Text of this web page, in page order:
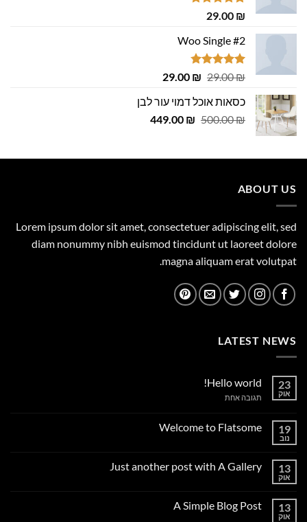
דורג5.00
29.00 ₪
Woo Single #2
דורג4.75
29.00₪
המחיר
היה:
29.00 ₪.
29.00 ₪
המחיר
הוא:
29.00 ₪.
כסאות אוכל דמוי עור לבן
500.00₪
המחיר
500.00 ₪.
449.00 ₪
המחיר
449.00 ₪.
ABOUT US
Lorem ipsum dolor sit amet, consectetuer adipiscing elit, sed
diam nonummy nibh euismod tincidunt ut laoreet dolore
magna aliquam erat volutpat.
LATEST NEWS
23
אוק
Hello world!
תגובה אחתעל
19
נוב
Welcome to Flatsome
Welcome
13
אוק
Just another post with A Gallery
Just
13
אוק
A Simple Blog Post